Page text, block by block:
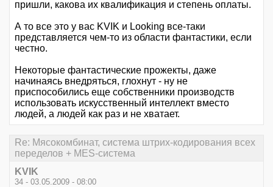
пришли, какова их квалификация и степень оплаты.
А то все это у вас KVIK и Looking все-таки
представляется чем-то из области фантастики, если
честно.
Некоторые фантастические прожекты, даже
начинаясь внедряться, глохнут - ну не
приспособились еще собственники производств
использовать искусственный интеллект вместо
людей, а людей как раз и не хватает.
Re: Мясокомбинат, система штрих-кодирования всех
переделов + MES-система
KVIK
34 - 03.05.2009 - 08:00